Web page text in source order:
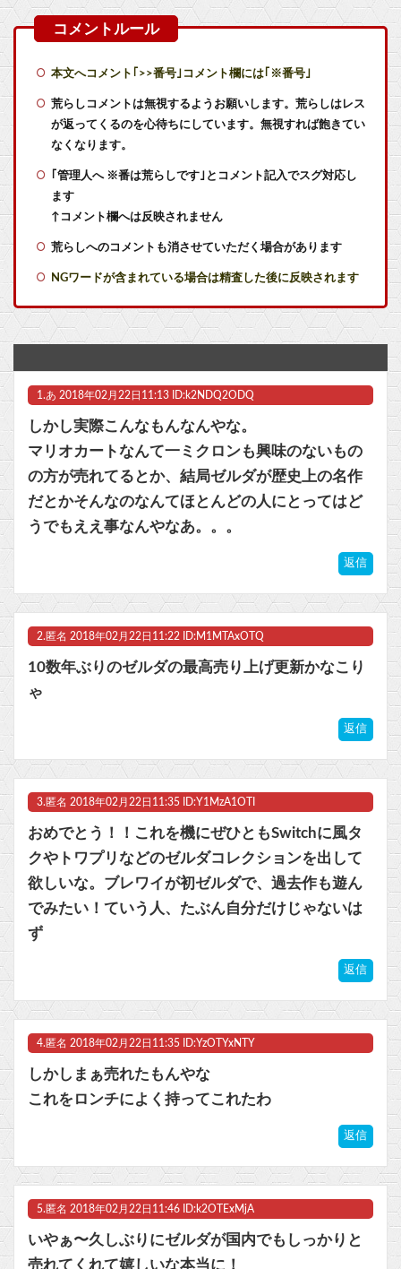
【画像】「HUNTER×HUNTER」のキャラと同じ部屋に1時間閉じ込められるなら誰が良い？？？
【艦これ】てーいとーくさんっ♪ 他
【艦これ】競泳水着いんのかよ
【艦これ】ひみつの通り道 他
【ペルキチ悲報】ペルソナ、完全にXBOXのモノになる
【FGO】ファット「ランサー/メリュジーヌ」フィギュア【明日発売】他
【画像】GANTZの絶望シーン、ここで決まるwwww
ビットコイン再び1600万円へ。ドル円は147円に
本文へコメント｢>>番号｣コメント欄には｢※番号｣
荒らしコメントは無視するようお願いします。荒らしはレス
が返ってくるのを心待ちにしています。無視すれば飽きてい
なくなります。
｢管理人へ ※番は荒らしです｣とコメント記入でスグ対応し
ます
↑コメント欄へは反映されません
荒らしへのコメントも消させていただく場合があります
NGワードが含まれている場合は精査した後に反映されます
1.あ 2018年02月22日11:13 ID:k2NDQ2ODQ
しかし実際こんなもんなんやな。
マリオカートなんて一ミクロンも興味のないもの
の方が売れてるとか、結局ゼルダが歴史上の名作
だとかそんなのなんてほとんどの人にとってはど
うでもええ事なんやなあ。。。
返信
2. 匿名 2018年02月22日11:22 ID:M1MTAxOTQ
10数年ぶりのゼルダの最高売り上げ更新かなこり
ゃ
返信
3. 匿名 2018年02月22日11:35 ID:Y1MzA1OTI
おめでとう！！これを機にぜひともSwitchに風タ
クやトワプリなどのゼルダコレクションを出して
欲しいな。ブレワイが初ゼルダで、過去作も遊ん
でみたい！ていう人、たぶん自分だけじゃないは
ず
返信
4. 匿名 2018年02月22日11:35 ID:YzOTYxNTY
しかしまぁ売れたもんやな
これをロンチによく持ってこれたわ
返信
5. 匿名 2018年02月22日11:46 ID:k2OTExMjA
いやぁ〜久しぶりにゼルダが国内でもしっかりと
売れてくれて嬉しいな本当に！